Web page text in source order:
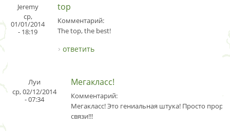
Jeremy
ср,
01/01/2014
- 18:19
top
Комментарий:
The top, the best!
ответить
Луи
ср, 02/12/2014
- 07:34
Мегакласс!
Комментарий:
Мегакласс! Это гениальная штука! Просто
связи!!!